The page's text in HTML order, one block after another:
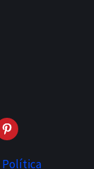
Política